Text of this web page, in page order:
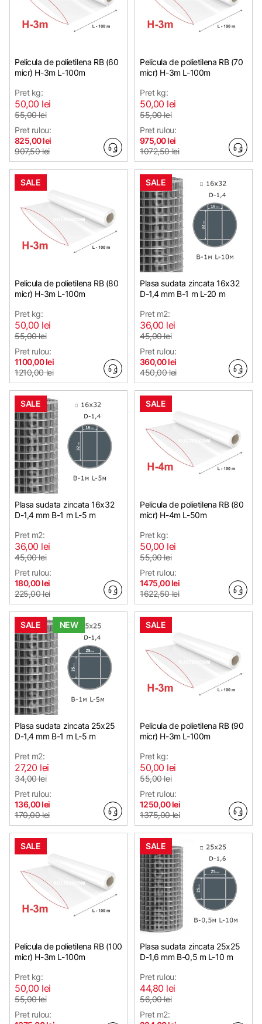
Pelicula de polietilena RB (60
micr) H-3m L-100m
Pret kg:
50,00 lei
55,00 lei
Pret rulou:
825,00 lei
907,50 lei
Pelicula de polietilena RB (70
micr) H-3m L-100m
Pret kg:
50,00 lei
55,00 lei
Pret rulou:
975,00 lei
1072,50 lei
SALE
Pelicula de polietilena RB (80
micr) H-3m L-100m
Pret kg:
50,00 lei
55,00 lei
Pret rulou:
1100,00 lei
1210,00 lei
SALE
Plasa sudata zincata 16х32
D-1,4 mm B-1 m L-20 m
Pret m2:
36,00 lei
45,00 lei
Pret rulou:
360,00 lei
450,00 lei
SALE
Plasa sudata zincata 16х32
D-1,4 mm B-1 m L-5 m
Pret m2:
36,00 lei
45,00 lei
Pret rulou:
180,00 lei
225,00 lei
SALE
Pelicula de polietilena RB (80
micr) H-4m L-50m
Pret kg:
50,00 lei
55,00 lei
Pret rulou:
1475,00 lei
1622,50 lei
SALE NEW
Plasa sudata zincata 25х25
D-1,4 mm B-1 m L-5 m
Pret m2:
27,20 lei
34,00 lei
Pret rulou:
136,00 lei
170,00 lei
SALE
Pelicula de polietilena RB (90
micr) H-3m L-100m
Pret kg:
50,00 lei
55,00 lei
Pret rulou:
1250,00 lei
1375,00 lei
SALE
Pelicula de polietilena RB (100
micr) H-3m L-100m
Pret kg:
50,00 lei
55,00 lei
Pret rulou:
SALE
Plasa sudata zincata 25х25
D-1,6 mm B-0,5 m L-10 m
Pret rulou:
44,80 lei
56,00 lei
Pret m2: